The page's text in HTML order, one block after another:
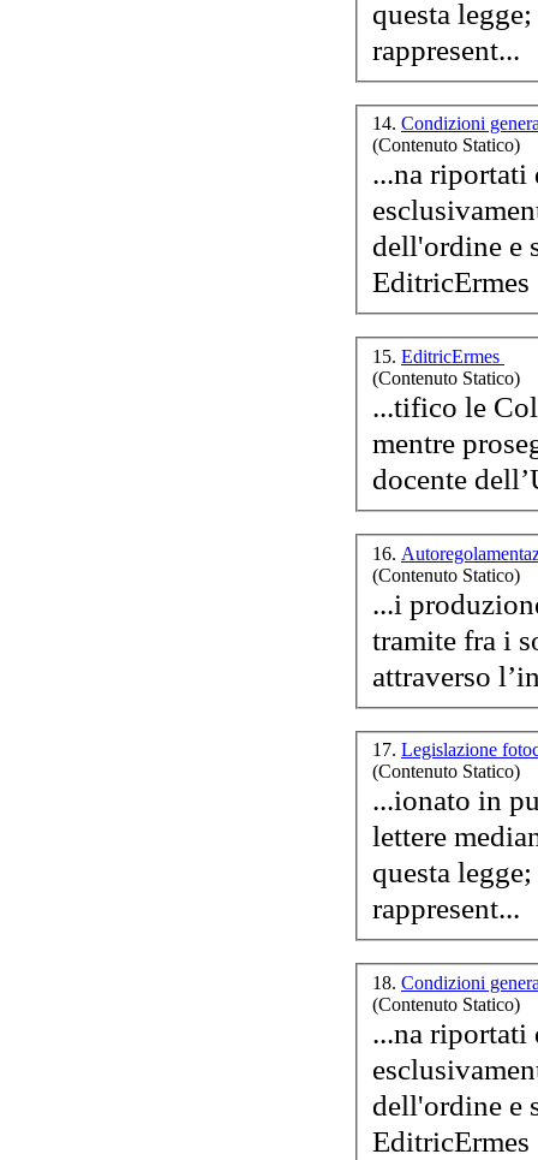
questa legge; d) riproduce un numero di esemplari o esegue o
rappresent...
14. Condizioni
(Contenuto Statico)
...na riportati
dell'ordine e
EditricErmes
15. EditricErmes
(Contenuto Statico)
...tifico le
mentre
16.
(Contenuto Statico)
...i
tramite fra i
attraverso
17. Legislazione
(Contenuto Statico)
...ionato in pubblico; c) compie i fatti
lettere
questa legge; d) riproduce un numero di esemplari o esegue o
rappresent...
18. Condizioni
(Contenuto Statico)
...na riportati
dell'ordine e
EditricErmes